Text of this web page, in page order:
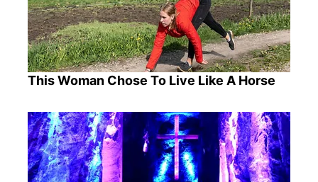
This Woman Chose To Live Like A Horse